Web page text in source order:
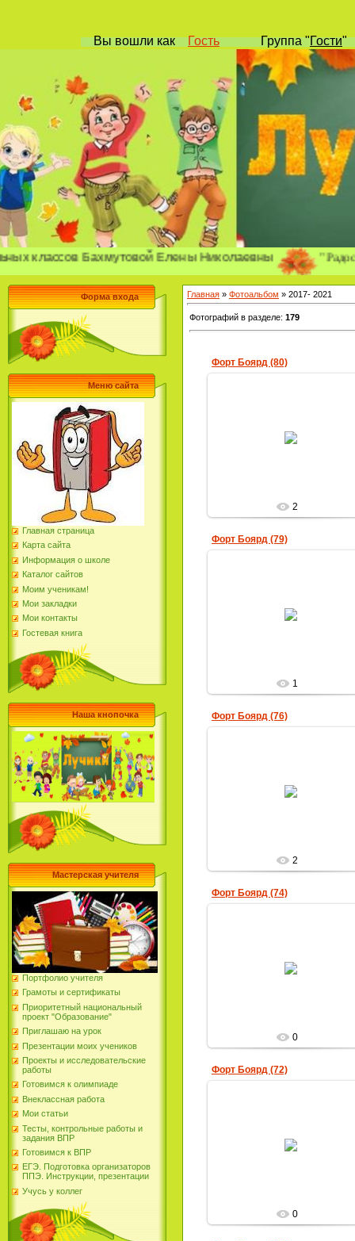
Вы вошликак Гость Группа"Гости"
Бахмутовой Елены Николаевны "Радость позна
Форма входа
Меню сайта
Главная страница
Карта сайта
Информация о школе
Каталог сайтов
Моим ученикам!
Мои закладки
Мои контакты
Гостевая книга
Наша кнопочка
Мастерская учителя
Портфолио учителя
Грамоты и сертификаты
Приоритетный национальный
проект "Образование"
Приглашаю на урок
Презентации моих учеников
Проекты и исследовательские
работы
Готовимся к олимпиаде
Внеклассная работа
Мои статьи
Тесты, контрольные работы и
задания ВПР
Готовимся к ВПР
ЕГЭ. Подготовка организаторов
ППЭ. Инструкции, презентации
Учусь у коллег
Главная » Фотоальбом » 2017- 2021
Фотографий в разделе: 179
Форт Боярд (80)
2
Форт Боярд (79)
1
Форт Боярд (76)
2
Форт Боярд (74)
0
Форт Боярд (72)
0